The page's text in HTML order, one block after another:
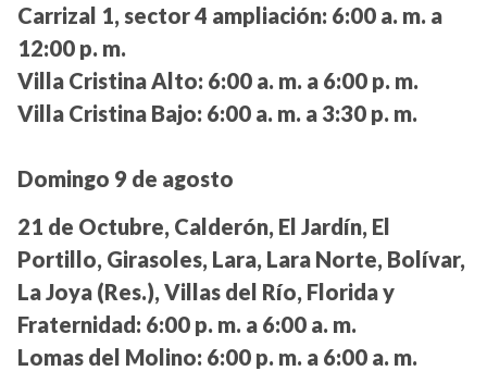
Carrizal 1, sector 4 ampliación: 6:00 a. m. a
12:00 p. m.
Villa Cristina Alto: 6:00 a. m. a 6:00 p. m.
Villa Cristina Bajo: 6:00 a. m. a 3:30 p. m.
Domingo 9 de agosto
21 de Octubre, Calderón, El Jardín, El
Portillo, Girasoles, Lara, Lara Norte, Bolívar,
La Joya (Res.), Villas del Río, Florida y
Fraternidad: 6:00 p. m. a 6:00 a. m.
Lomas del Molino: 6:00 p. m. a 6:00 a. m.